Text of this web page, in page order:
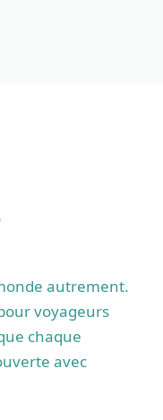
autrement.
voyageurs
chaque
avec